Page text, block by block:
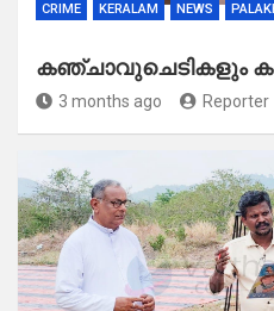
CRIME KERALAM NEWS
കഞ്ചാവുചെടികളും
3 months ago Reporter